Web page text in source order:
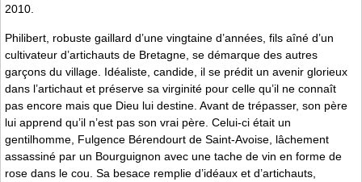
2010.
Philibert, robuste gaillard d’une vingtaine d’années, fils aîné d’un
cultivateur d’artichauts de Bretagne, se démarque des autres
garçons du village. Idéaliste, candide, il se prédit un avenir glorieux
dans l’artichaut et préserve sa virginité pour celle qu’il ne connaît
pas encore mais que Dieu lui destine. Avant de trépasser, son père
lui apprend qu’il n’est pas son vrai père. Celui-ci était un
gentilhomme, Fulgence Bérendourt de Saint-Avoise, lâchement
assassiné par un Bourguignon avec une tache de vin en forme de
rose dans le cou. Sa besace remplie d’idéaux et d’artichauts,